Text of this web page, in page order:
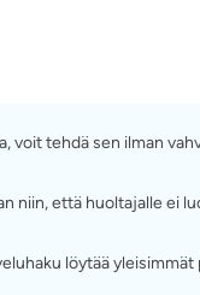
voit tehdä sen ilman
niin, että huoltajalle
löytää